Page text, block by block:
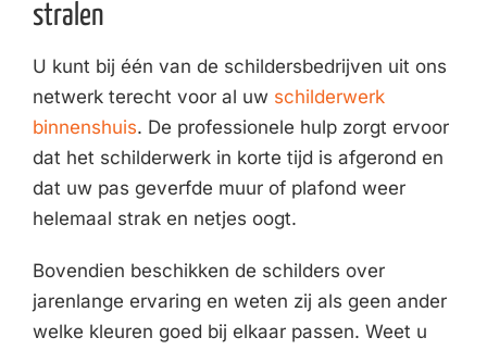
stralen
U kunt bij één van de schildersbedrijven uit ons
netwerk terecht voor al uw schilderwerk
binnenshuis. De professionele hulp zorgt ervoor
dat het schilderwerk in korte tijd is afgerond en
dat uw pas geverfde muur of plafond weer
helemaal strak en netjes oogt.
Bovendien beschikken de schilders over
jarenlange ervaring en weten zij als geen ander
welke kleuren goed bij elkaar passen. Weet u